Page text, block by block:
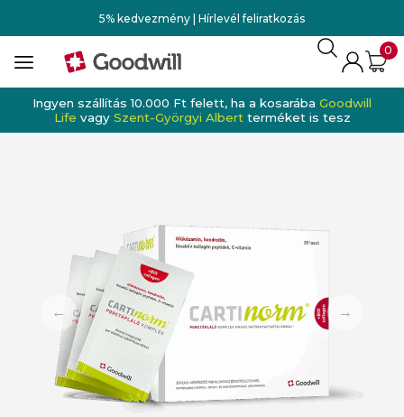
5% kedvezmény | Hírlevél feliratkozás
0
Ingyen szállítás 10.000 Ft felett, ha a kosarába Goodwill
Life vagy Szent-Györgyi Albert terméket is tesz